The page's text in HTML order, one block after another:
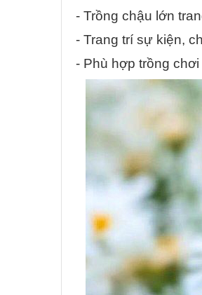
- Trồng chậu lớn
- Trang trí sự kiện,
- Phù hợp trồng